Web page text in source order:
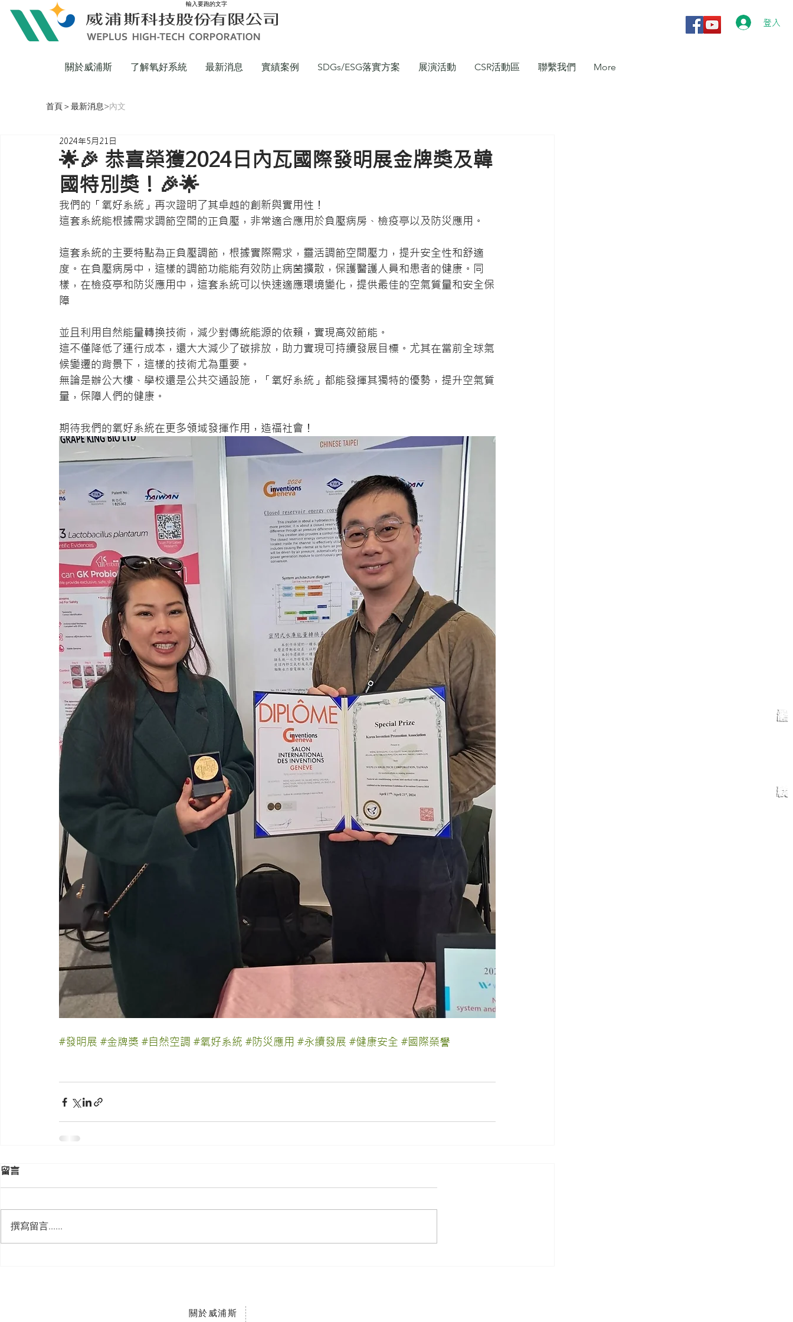
輸入要跑的文字
關於威浦斯 了解氧好系統 最新消息 實績案例 SDGs/ESG落實方案 展演活動 CSR活動區 聯繫我們 More
登入
首頁＞最新消息>內文
🌟🎉 恭喜榮獲2024日內瓦國際發明展金牌獎及韓
國特別獎！🎉🌟
2024年5月21日
我們的「氧好系統」再次證明了其卓越的創新與實用性！
這套系統能根據需求調節空間的正負壓，非常適合應用於負壓病房、檢疫亭以及防災應用。
這套系統的主要特點為正負壓調節，根據實際需求，靈活調節空間壓力，提升安全性和舒適
度。在負壓病房中，這樣的調節功能能有效防止病菌擴散，保護醫護人員和患者的健康。同
樣，在檢疫亭和防災應用中，這套系統可以快速適應環境變化，提供最佳的空氣質量和安全保
障
並且利用自然能量轉換技術，減少對傳統能源的依賴，實現高效節能。
這不僅降低了運行成本，還大大減少了碳排放，助力實現可持續發展目標。尤其在當前全球氣
候變遷的背景下，這樣的技術尤為重要。
無論是辦公大樓、學校還是公共交通設施，「氧好系統」都能發揮其獨特的優勢，提升空氣質
量，保障人們的健康。
期待我們的氧好系統在更多領域發揮作用，造福社會！
#發明展 #金牌獎 #自然空調 #氧好系統 #防災應用 #永續發展 #健康安全 #國際榮譽
留言
撰寫留言......
關於威浦斯